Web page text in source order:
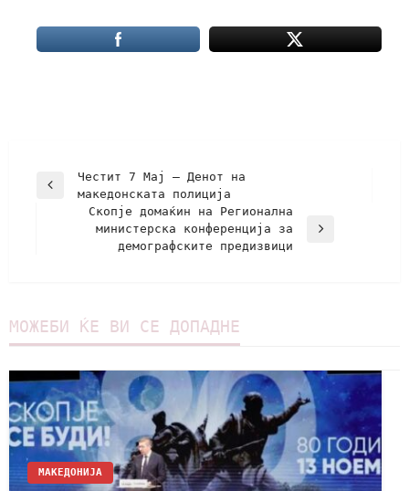
Честит 7 Мај – Денот на
македонската полиција
Скопје домаќин на Регионална
министерска конференција за
демографските предизвици
МОЖЕБИ ЌЕ ВИ СЕ ДОПАДНЕ
МАКЕДОНИЈА